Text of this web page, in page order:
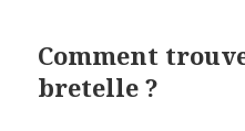
Comment
bretelle ?